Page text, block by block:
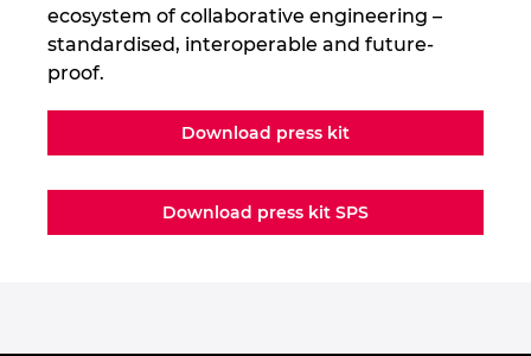
ecosystem of collaborative engineering –
standardised, interoperable and future-
proof.
Download press kit
Download press kit SPS